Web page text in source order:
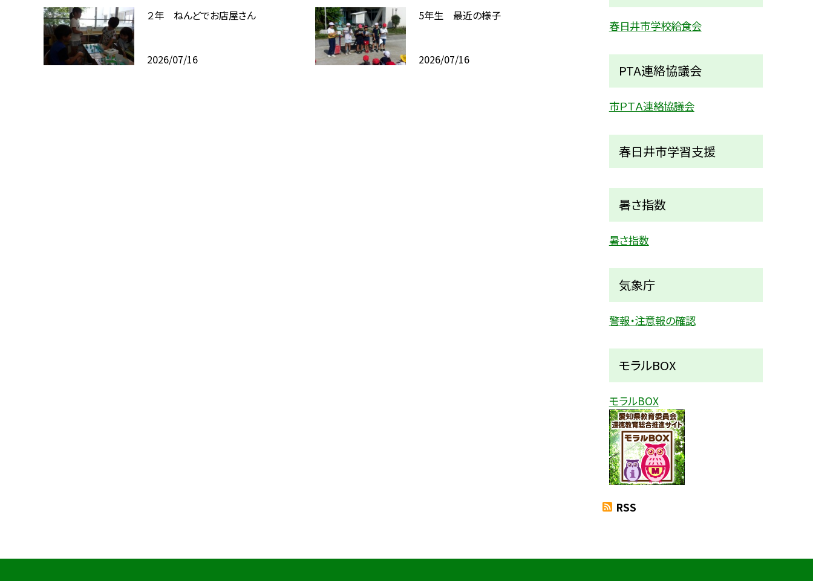
２年 ねんどでお店屋さん
2026/07/16
5年生 最近の様子
2026/07/16
春日井市学校給食会
PTA連絡協議会
市ＰＴＡ連絡協議会
春日井市学習支援
暑さ指数
暑さ指数
気象庁
警報・注意報の確認
モラルBOX
モラルBOX
RSS